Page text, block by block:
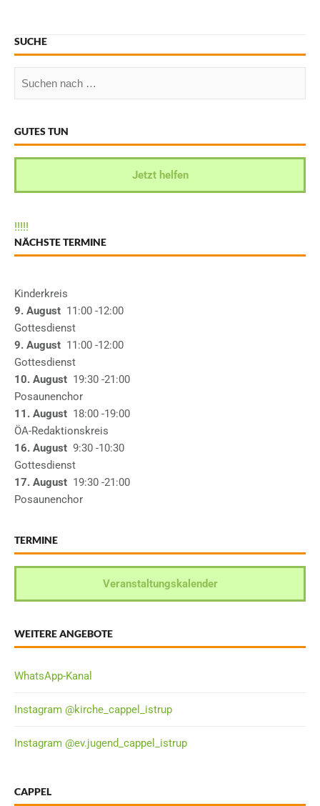
SUCHE
GUTES TUN
Jetzt helfen
!!!!!
NÄCHSTE TERMINE
Kinderkreis
9. August 11:00 -12:00
Gottesdienst
9. August 11:00 -12:00
Gottesdienst
10. August 19:30 -21:00
Posaunenchor
11. August 18:00 -19:00
ÖA-Redaktionskreis
16. August 9:30 -10:30
Gottesdienst
17. August 19:30 -21:00
Posaunenchor
TERMINE
Veranstaltungskalender
WEITERE ANGEBOTE
WhatsApp-Kanal
Instagram @kirche_cappel_istrup
Instagram @ev.jugend_cappel_istrup
CAPPEL